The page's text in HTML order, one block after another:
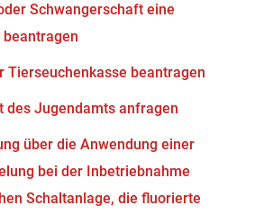
Schwangerschaft eine
Tierseuchenkasse beantragen
des Jugendamts anfragen
über die Anwendung einer
bei der Inbetriebnahme
Schaltanlage, die fluorierte